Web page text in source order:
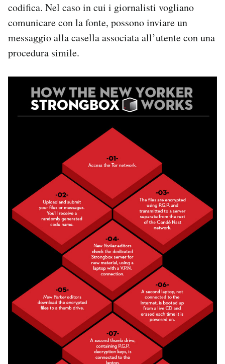
codifica. Nel caso in cui i giornalisti vogliano
comunicare con la fonte, possono inviare un
messaggio alla casella associata all’utente con una
procedura simile.